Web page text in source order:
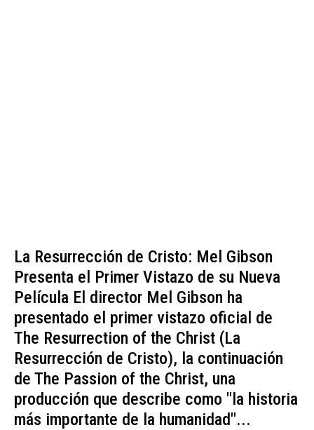
La Resurrección de Cristo: Mel Gibson
Presenta el Primer Vistazo de su Nueva
Película El director Mel Gibson ha
presentado el primer vistazo oficial de
The Resurrection of the Christ (La
Resurrección de Cristo), la continuación
de The Passion of the Christ, una
producción que describe como "la historia
más importante de la humanidad"...